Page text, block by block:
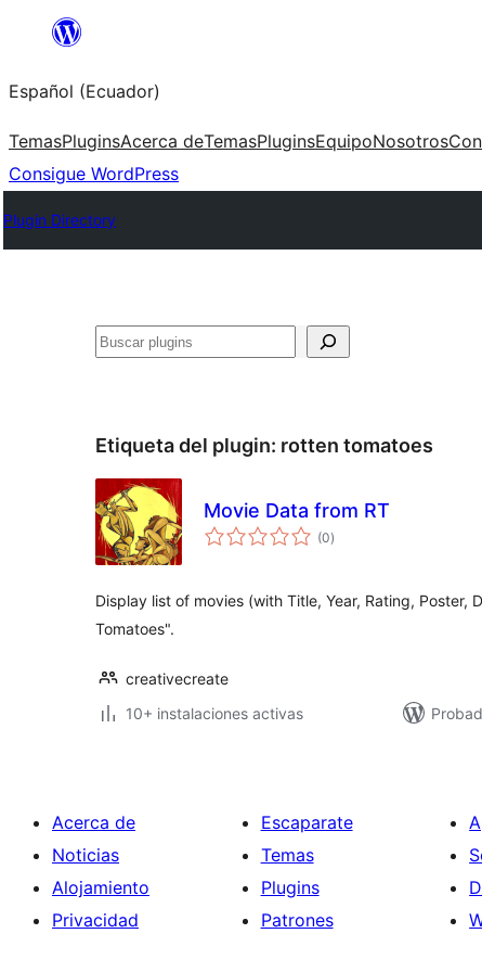
Saltar
contenido
Español (Ecuador)
TemasPluginsAcerca deTemasPluginsEquipoNosotros
Consigue WordPress
Plugin Directory
Buscar
Etiqueta del plugin: rotten tomatoes
Movie Data from RT
(0total
de
)
Display list of movies (with Title, Year, Rating, Poster,
Tomatoes".
creativecreate
10+ instalaciones activas
Acerca de
Noticias
Alojamiento
Privacidad
Escaparate
Temas
Plugins
Patrones